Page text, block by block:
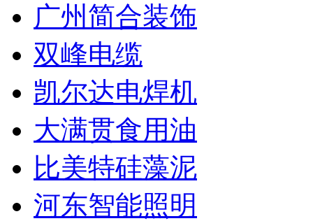
广州简合装饰
双峰电缆
凯尔达电焊机
大满贯食用油
比美特硅藻泥
河东智能照明